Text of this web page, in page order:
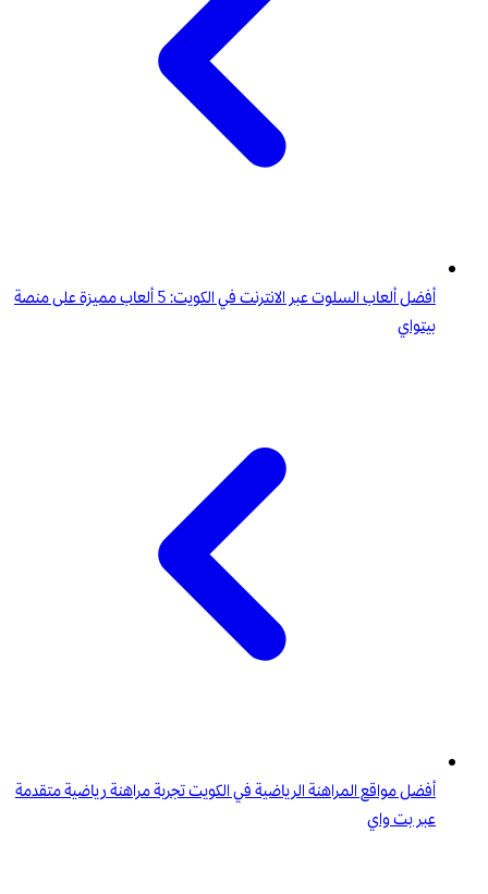
أفضل ألعاب السلوت عبر الانترنت في الكويت: 5 ألعاب مميزة على منصة
بيتواي
أفضل مواقع المراهنة الرياضية في الكويت تجربة مراهنة رياضية متقدمة
عبر بت واي